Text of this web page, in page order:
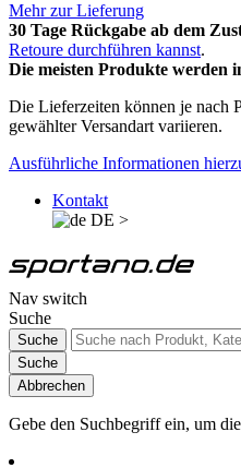
Mehr zur Lieferung
30 Tage Rückgabe ab dem
Retoure durchführen kannst.
Die meisten Produkte werden
Die Lieferzeiten können je nach
gewählter Versandart variieren.
Ausführliche Informationen
Kontakt
DE >
Nav switch
Suche
Suche
Suche
Abbrechen
Gebe den Suchbegriff ein, um